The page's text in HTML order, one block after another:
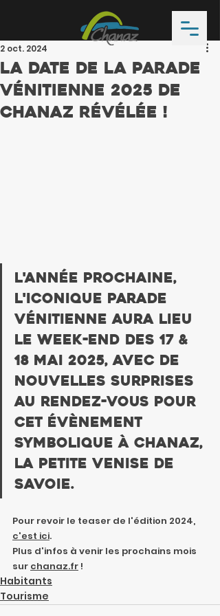
La date de la Parade
Vénitienne 2025 de
Chanaz révélée !
2 oct. 2024
L'année prochaine,
l'iconique Parade
Vénitienne aura lieu
le week-end des 17 &
18 Mai 2025, avec de
nouvelles surprises
au rendez-vous pour
cet évènement
symbolique à Chanaz,
la petite Venise de
Savoie.
Pour revoir le teaser de l'édition 2024,
c'est ici.
Plus d'infos à venir les prochains mois
sur chanaz.fr !
Habitants
Tourisme